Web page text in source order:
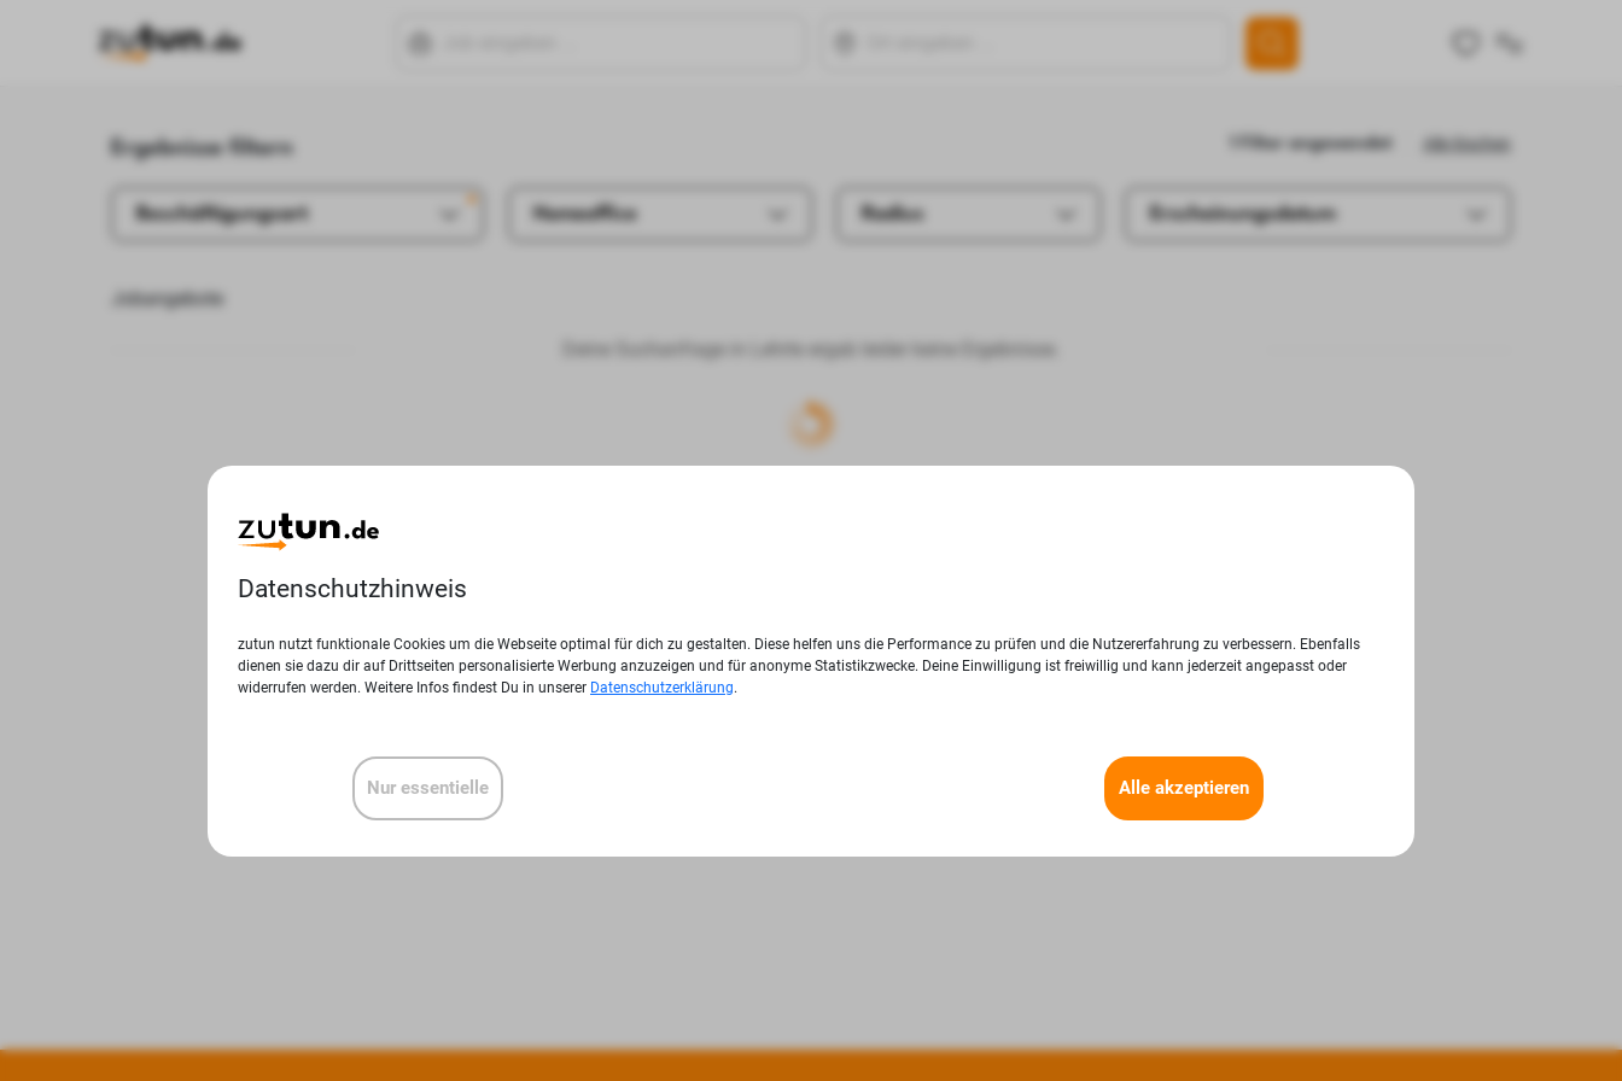
Ergebnisse filtern Alle löschen
1 Filter angewendet
Beschäftigungsart Homeoffice Radius Erscheinungsdatum
Jobangebote
Deine Suchanfrage in Lehrte ergab leider keine Ergebnisse.
Datenschutzhinweis
zutun nutzt funktionale Cookies um die Webseite optimal für dich zu gestalten. Diese helfen uns die Performance zu prüfen und die Nutzererfahrung zu verbessern. Ebenfalls
dienen sie dazu dir auf Drittseiten personalisierte Werbung anzuzeigen und für anonyme Statistikzwecke. Deine Einwilligung ist freiwillig und kann jederzeit angepasst oder
widerrufen werden. Weitere Infos findest Du in unserer Datenschutzerklärung.
Alle akzeptieren
Nur essentielle